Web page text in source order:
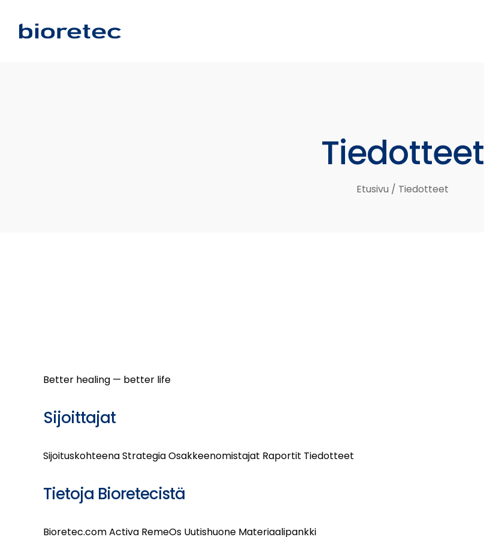
Tiedotteet
Etusivu / Tiedotteet
Better healing — better life
Sijoittajat
SijoituskohteenaStrategiaOsakkeenomistajat Raportit Tiedotteet
Tietoja Bioretecistä
Bioretec.comActiva RemeOs Uutishuone Materiaalipankki